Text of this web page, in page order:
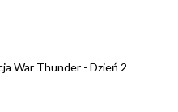
War Thunder - Dzień 2